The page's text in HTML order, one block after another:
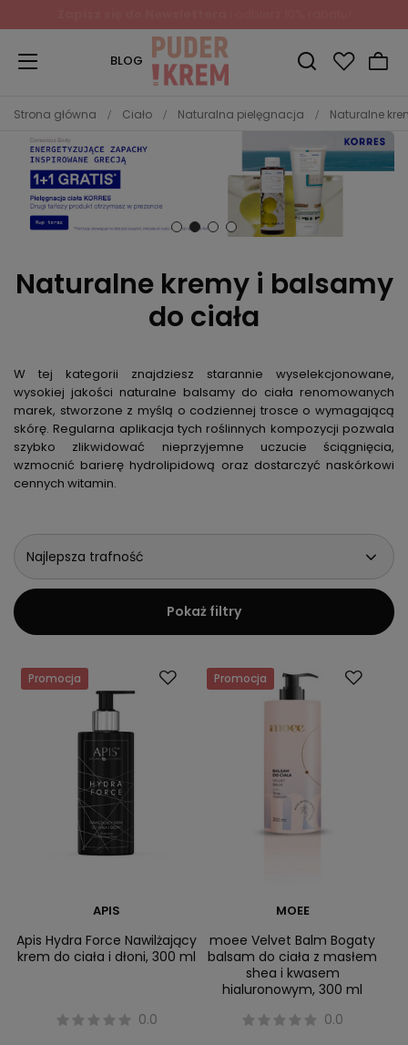
BLOG
Strona główna Ciało Naturalna pielęgnacja Naturalne
Naturalne kremy i balsamy
do ciała
W tej kategorii znajdziesz starannie wyselekcjonowane,
wysokiej jakości naturalne balsamy do ciała renomowanych
marek, stworzone z myślą o codziennej trosce o wymagającą
skórę. Regularna aplikacja tych roślinnych kompozycji pozwala
szybko zlikwidować nieprzyjemne uczucie ściągnięcia,
wzmocnić barierę hydrolipidową oraz dostarczyć naskórkowi
cennych witamin.
Najlepsza trafność
Pokaż filtry
Promocja
APIS
Apis Hydra Force Nawilżający
krem do ciała i dłoni, 300 ml
0.0
Promocja
MOEE
moee Velvet Balm Bogaty
balsam do ciała z masłem
shea i kwasem
hialuronowym, 300 ml
0.0